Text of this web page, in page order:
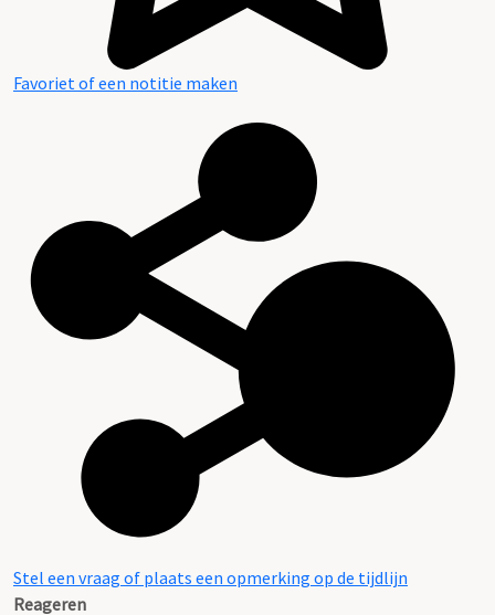
Favoriet of een notitie maken
Stel een vraag of plaats een opmerking op de tijdlijn
Reageren